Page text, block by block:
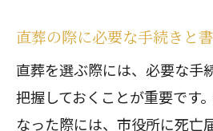
直葬の際に必要な手続きと
直葬を選ぶ際には、必要な手
把握しておくことが重要です
なった際には、市役所に死亡